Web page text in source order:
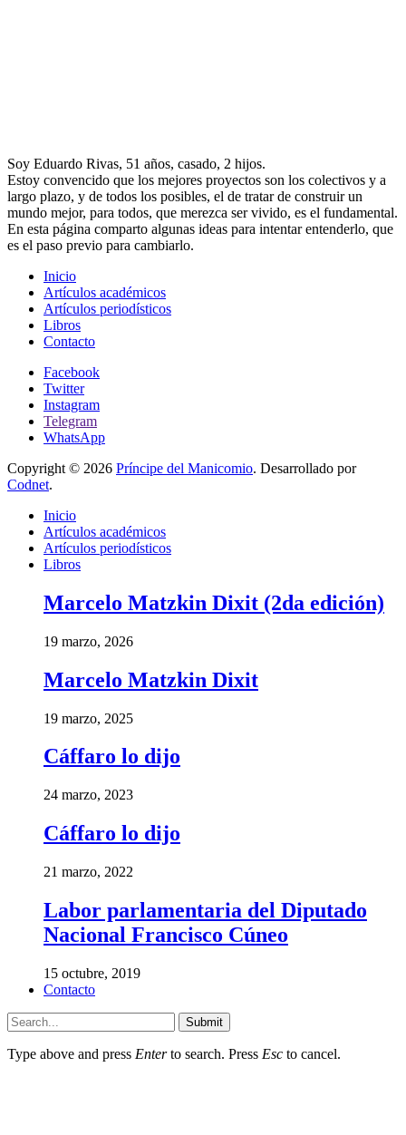
Soy Eduardo Rivas, 51 años, casado, 2 hijos.
Estoy convencido que los mejores proyectos son los colectivos y a
largo plazo, y de todos los posibles, el de tratar de construir un
mundo mejor, para todos, que merezca ser vivido, es el fundamental.
En esta página comparto algunas ideas para intentar entenderlo, que
es el paso previo para cambiarlo.
Inicio
Artículos académicos
Artículos periodísticos
Libros
Contacto
Facebook
Twitter
Instagram
Telegram
WhatsApp
Copyright © 2026 Príncipe del Manicomio. Desarrollado por
Codnet.
Inicio
Artículos académicos
Artículos periodísticos
Libros
Marcelo Matzkin Dixit (2da edición)
19 marzo, 2026
Marcelo Matzkin Dixit
19 marzo, 2025
Cáffaro lo dijo
24 marzo, 2023
Cáffaro lo dijo
21 marzo, 2022
Labor parlamentaria del Diputado
Nacional Francisco Cúneo
15 octubre, 2019
Contacto
Submit
Type above and press Enterto search. Press Esc to cancel.